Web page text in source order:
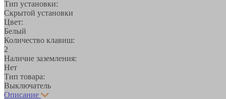
Тип установки:
Скрытой установки
Цвет:
Белый
Количество клавиш:
2
Наличие заземления:
Нет
Тип товара:
Выключатель
Описание